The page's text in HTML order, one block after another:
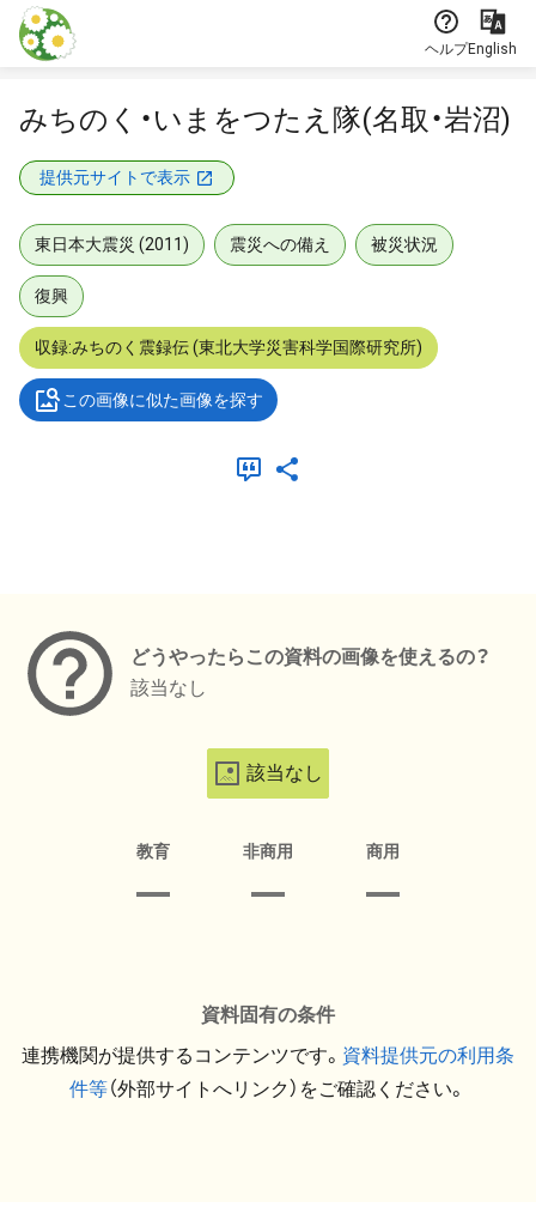
本文に飛ぶ
ヘルプEnglish
みちのく・いまをつたえ隊(名取・岩沼)
提供元サイトで表示
東日本大震災 (2011) 震災への備え 被災状況
復興
収録:みちのく震録伝 (東北大学災害科学国際研究所)
この画像に似た画像を探す
どうやったらこの資料の画像を使えるの？
該当なし
該当なし
教育 非商用 商用
資料固有の条件
連携機関が提供するコンテンツです。 資料提供元の利用条
件等（外部サイトへリンク）をご確認ください。